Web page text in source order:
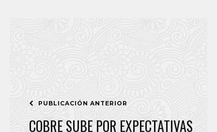
PUBLICACIÓN ANTERIOR
COBRE SUBE POR EXPECTATIVAS